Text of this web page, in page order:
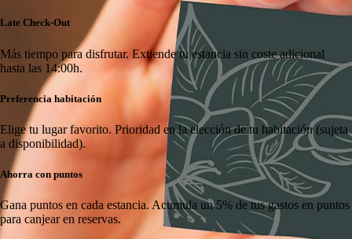
Late Check-Out
Más tiempo para disfrutar. Extiende tu estancia sin coste adicional
hasta las 14:00h.
Preferencia habitación
Elige tu lugar favorito. Prioridad en la elección de tu habitación (sujeta
a disponibilidad).
Ahorra con puntos
Gana puntos en cada estancia. Acumula un 5% de tus gastos en puntos
para canjear en reservas.